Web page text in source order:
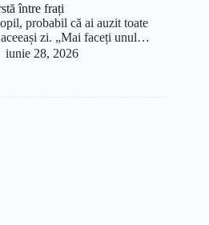
între frați
probabil că ai auzit toate
zi. „Mai faceți unul…
iunie 28, 2026